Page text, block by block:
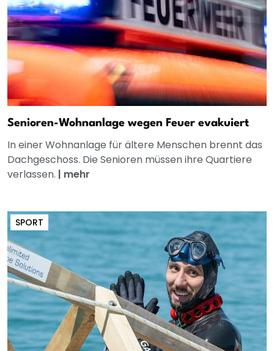
Senioren-Wohnanlage wegen Feuer evakuiert
In einer Wohnanlage für ältere Menschen brennt das
Dachgeschoss. Die Senioren müssen ihre Quartiere
verlassen. | mehr
SPORT